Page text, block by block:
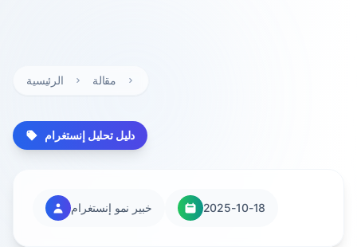
الرئيسية مقالة
دليل تحليل إنستغرام
خبير نمو إنستغرام 2025-10-18